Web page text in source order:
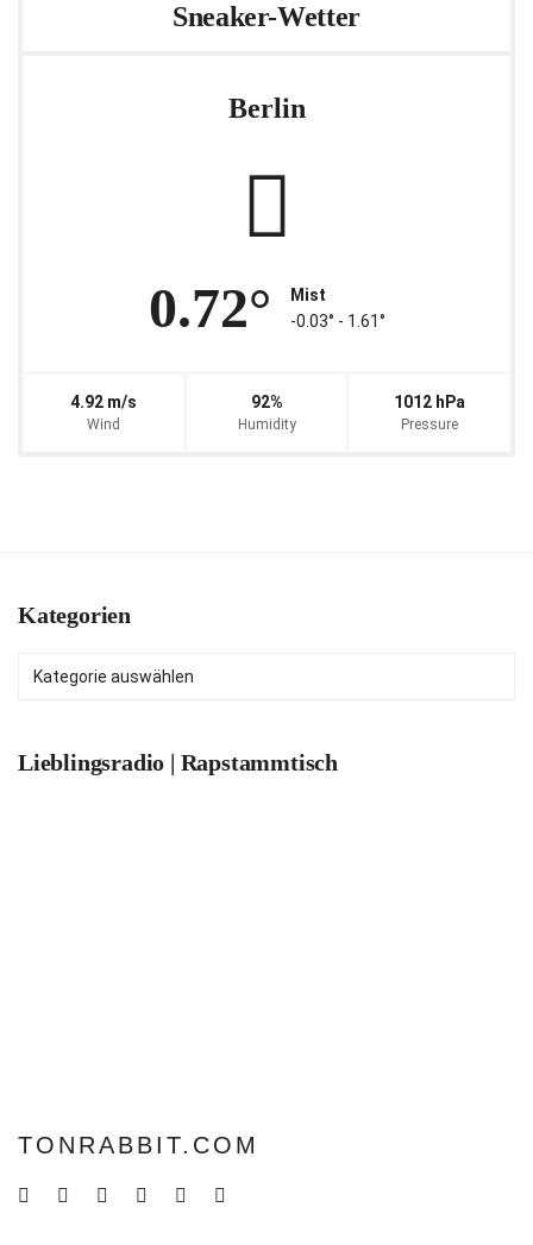
Sneaker-Wetter
Berlin
0.72°
Mist
-0.03° ‐ 1.61°
4.92 m/s
Wind
92%
Humidity
1012 hPa
Pressure
Kategorien
Kategorien
Lieblingsradio | Rapstammtisch
TONRABBIT.COM